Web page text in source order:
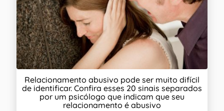
Relacionamento abusivo pode ser muito difícil
de identificar. Confira esses 20 sinais separados
por um psicólogo que indicam que seu
relacionamento é abusivo